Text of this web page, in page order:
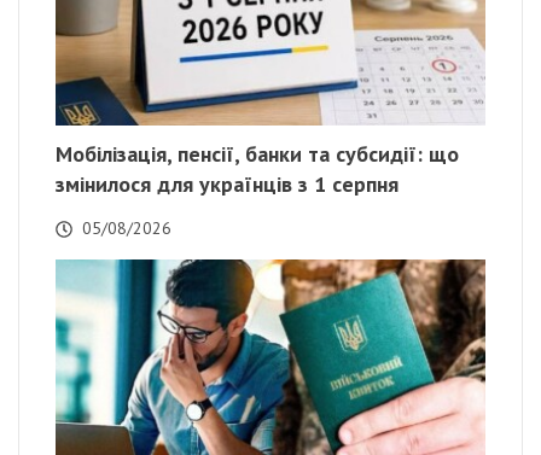
Мобілізація, пенсії, банки та субсидії: що
змінилося для українців з 1 серпня
05/08/2026